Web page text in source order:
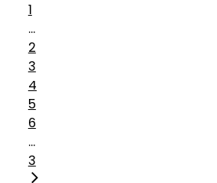
1
...
2
3
4
5
6
...
3